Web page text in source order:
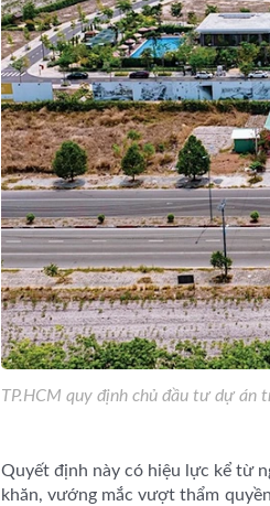
TP.HCM quy định chủ đầu tư dự án
Quyết định này có hiệu lực kể từ
khăn, vướng mắc vượt thẩm